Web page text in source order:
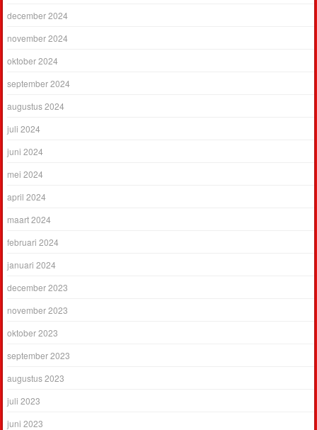
december 2024
november 2024
oktober 2024
september 2024
augustus 2024
juli 2024
juni 2024
mei 2024
april 2024
maart 2024
februari 2024
januari 2024
december 2023
november 2023
oktober 2023
september 2023
augustus 2023
juli 2023
juni 2023